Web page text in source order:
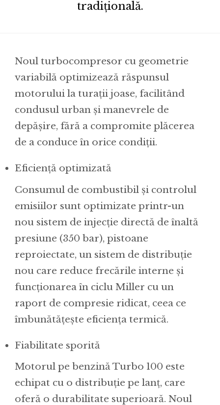
tradițională.
Noul turbocompresor cu geometrie
variabilă optimizează răspunsul
motorului la turații joase, facilitând
condusul urban și manevrele de
depășire, fără a compromite plăcerea
de a conduce în orice condiții.
Eficiență optimizată
Consumul de combustibil și controlul
emisiilor sunt optimizate printr-un
nou sistem de injecție directă de înaltă
presiune (350 bar), pistoane
reproiectate, un sistem de distribuție
nou care reduce frecările interne și
funcționarea în ciclu Miller cu un
raport de compresie ridicat, ceea ce
îmbunătățește eficiența termică.
Fiabilitate sporită
Motorul pe benzină Turbo 100 este
echipat cu o distribuție pe lanț, care
oferă o durabilitate superioară. Noul